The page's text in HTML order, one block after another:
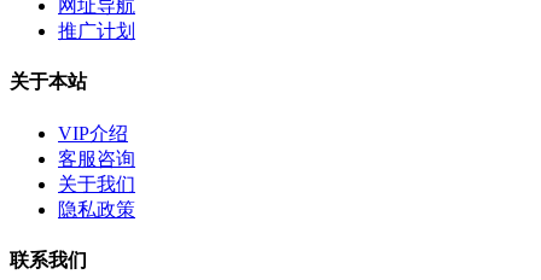
网址导航
推广计划
关于本站
VIP介绍
客服咨询
关于我们
隐私政策
联系我们